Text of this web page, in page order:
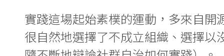
實踐這場起始素樸的運動，多來自開
很自然地選擇了不成立組織、選擇